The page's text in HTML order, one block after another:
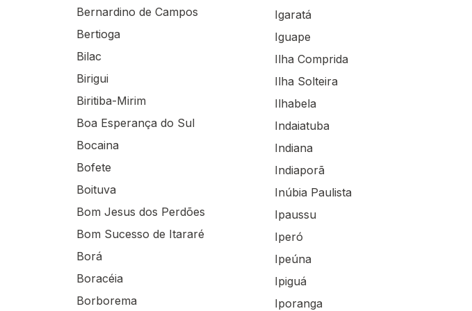
Bernardino de Campos
Bertioga
Bilac
Birigui
Biritiba-Mirim
Boa Esperança do Sul
Bocaina
Bofete
Boituva
Bom Jesus dos Perdões
Bom Sucesso de Itararé
Borá
Boracéia
Borborema
Igaratá
Iguape
Ilha Comprida
Ilha Solteira
Ilhabela
Indaiatuba
Indiana
Indiaporã
Inúbia Paulista
Ipaussu
Iperó
Ipeúna
Ipiguá
Iporanga